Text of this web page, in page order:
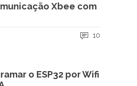
Xbee com
10
o ESP32 por Wifi